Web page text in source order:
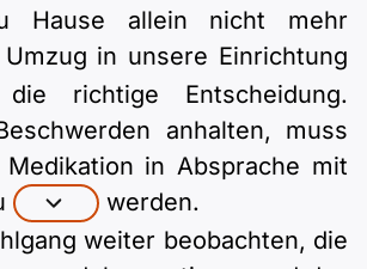
Hause allein nicht mehr
in unsere Einrichtung
richtige Entscheidung.
anhalten, muss
in Absprache mit
werden.
weiter beobachten, die